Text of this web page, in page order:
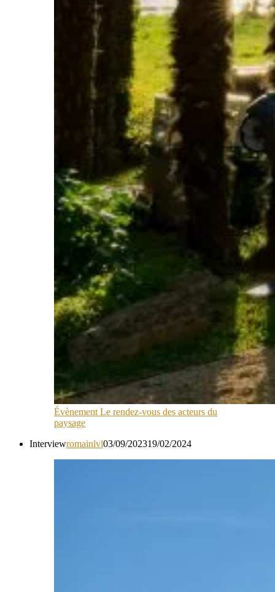
Évènement Le rendez-vous des acteurs du
paysage
Interviewromainlvl03/09/202319/02/2024